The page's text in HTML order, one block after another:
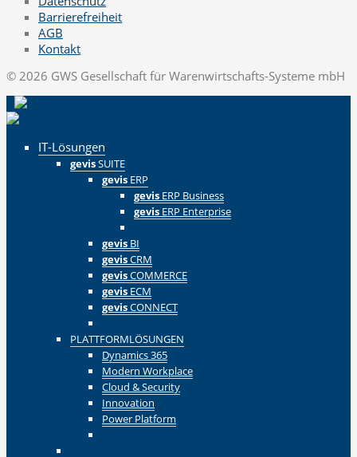
Barrierefreiheit
AGB
Kontakt
© 2026 GWS Gesellschaft für Warenwirtschafts-Systeme mbH
IT-Lösungen
gevisSUITE
gevis ERP
gevis ERP Business
gevis ERP Enterprise
gevis BI
gevisCRM
gevisCOMMERCE
gevis ECM
gevisCONNECT
PLATTFORMLÖSUNGEN
Dynamics 365
Modern Workplace
Cloud & Security
Innovation
Power Platform